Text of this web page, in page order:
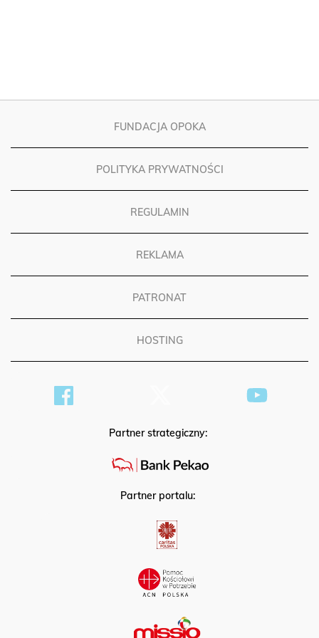
FUNDACJA OPOKA
POLITYKA PRYWATNOŚCI
REGULAMIN
REKLAMA
PATRONAT
HOSTING
Partner strategiczny:
Partner portalu: